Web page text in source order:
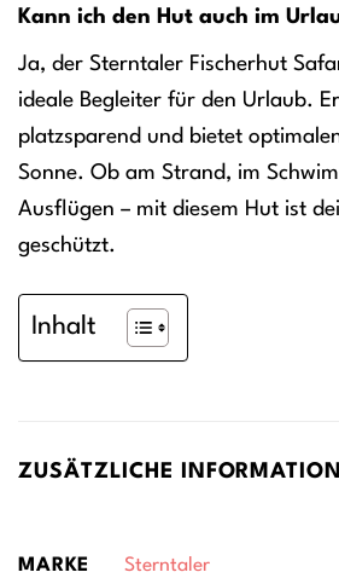
Kann ich den Hut auch im
Ja, der Sterntaler Fischerhut
ideale Begleiter für den Urlaub.
platzsparend und bietet
Sonne. Ob am Strand, im
Ausflügen – mit diesem Hut ist
geschützt.
Inhalt
ZUSÄTZLICHE
MARKE Sterntaler